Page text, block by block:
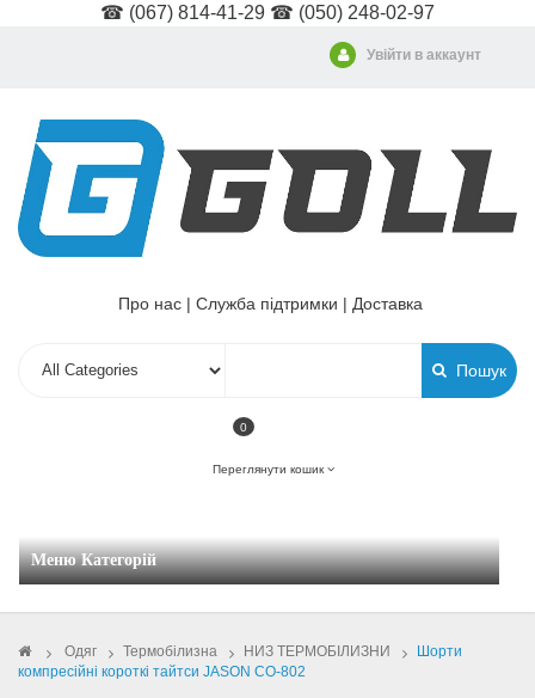
☎ (067) 814-41-29 ☎ (050) 248-02-97
Увійти в аккаунт
Про нас | Служба підтримки | Доставка
Пошук
0
Переглянути кошик
Меню Категорій
> Одяг > Термобілизна > НИЗ ТЕРМОБІЛИЗНИ >
Шорти
компресійні короткі тайтси JASON CO-802